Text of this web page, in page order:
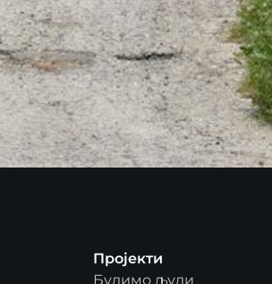
Пројекти
Будимо људи